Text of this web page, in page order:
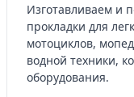
Изготавливаем и
прокладки для
мотоциклов,
водной техники,
оборудования.